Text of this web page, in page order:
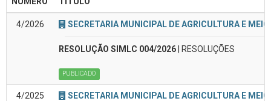
4/2026 SECRETARIA MUNICIPAL DE AGRICULTURA E
RESOLUÇÃO SIMLC 004/2026| RESOLUÇÕES
PUBLICADO
4/2025 SECRETARIA MUNICIPAL DE AGRICULTURA E